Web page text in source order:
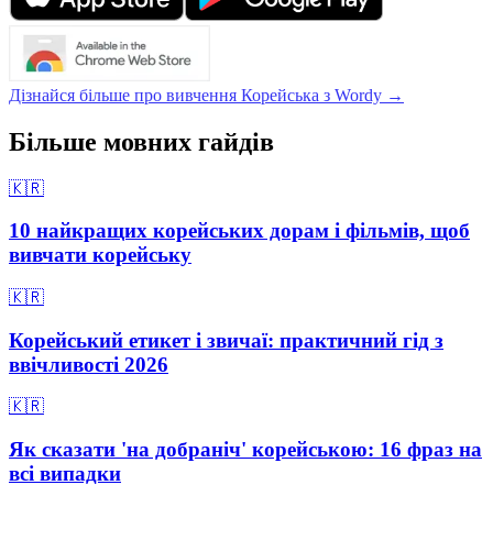
Дізнайся більше про вивчення Корейська з Wordy →
Більше мовних гайдів
🇰🇷
10 найкращих корейських дорам і фільмів, щоб
вивчати корейську
🇰🇷
Корейський етикет і звичаї: практичний гід з
ввічливості 2026
🇰🇷
Як сказати 'на добраніч' корейською: 16 фраз на
всі випадки